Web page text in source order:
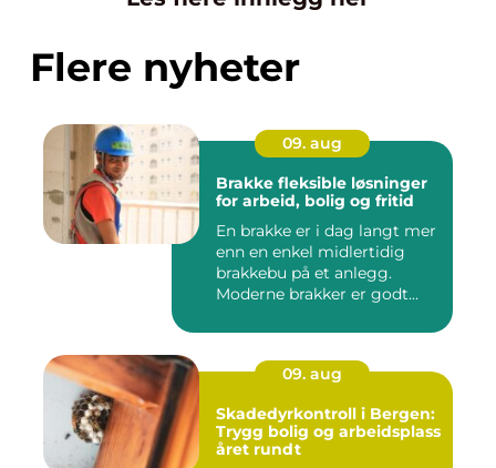
Flere nyheter
09. aug
Brakke fleksible løsninger
for arbeid, bolig og fritid
En brakke er i dag langt mer
enn en enkel midlertidig
brakkebu på et anlegg.
Moderne brakker er godt...
09. aug
Skadedyrkontroll i Bergen:
Trygg bolig og arbeidsplass
året rundt